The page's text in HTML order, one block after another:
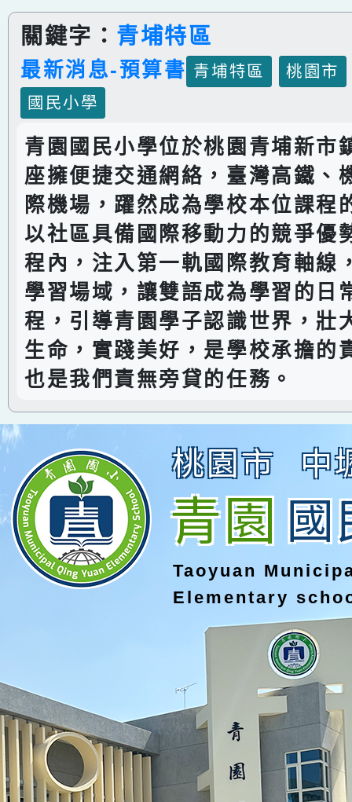
關鍵字： 青埔特區
最新消息-預算書 青埔特區
桃園市
國民小學
青園國民小學位於桃園青埔新市
座擁便捷交通網絡，臺灣高鐵、
際機場，躍然成為學校本位課程
以社區具備國際移動力的競爭優
程內，注入第一軌國際教育軸線
學習場域，讓雙語成為學習的日
程，引導青園學子認識世界，壯
生命，實踐美好，是學校承擔的
也是我們責無旁貸的任務。
桃園市 中
青園國
Taoyuan
Elementary